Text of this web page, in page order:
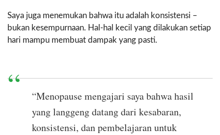
Saya juga menemukan bahwa itu adalah konsistensi –
bukan kesempurnaan. Hal-hal kecil yang dilakukan setiap
hari mampu membuat dampak yang pasti.
“Menopause mengajari saya bahwa hasil
yang langgeng datang dari kesabaran,
konsistensi, dan pembelajaran untuk